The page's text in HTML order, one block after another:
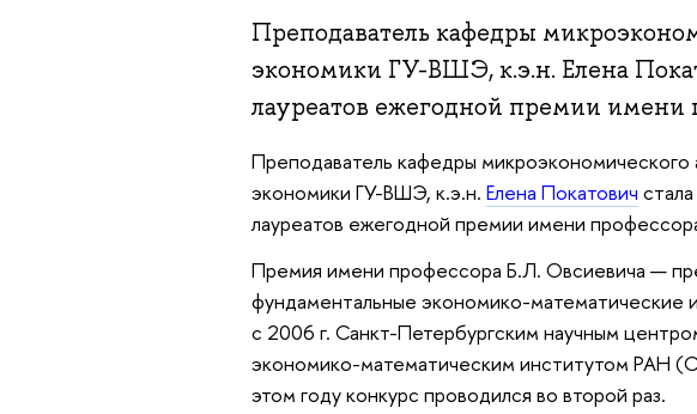
Преподаватель кафедры
экономики ГУ-ВШЭ, к.э.н. Елена
лауреатов ежегодной премии имени
Преподаватель кафедры микроэкономического
экономики ГУ-ВШЭ, к.э.н. Елена Покатович
лауреатов ежегодной премии имени
Премия имени профессора Б.Л. Овсиевича —
фундаментальные экономико-математические
с 2006 г. Санкт-Петербургским научным
экономико-математическим институтом
этом году конкурс проводился во второй раз.